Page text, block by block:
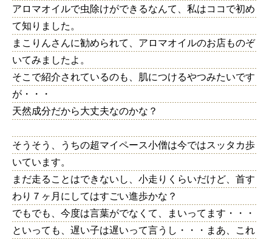
アロマオイルで虫除けができるなんて、私はココで初め
て知りました。
まこりんさんに勧められて、アロマオイルのお店ものぞ
いてみましたよ。
そこで紹介されているのも、肌につけるやつみたいです
が・・・
天然成分だから大丈夫なのかな？
そうそう、うちの超マイペース小僧は今ではスッタカ歩
いています。
まだ走ることはできないし、小走りくらいだけど、首す
わり７ヶ月にしてはすごい進歩かな？
でもでも、今度は言葉がでなくて、まいってます・・・
といっても、遅い子は遅いって言うし・・・まあ、これ